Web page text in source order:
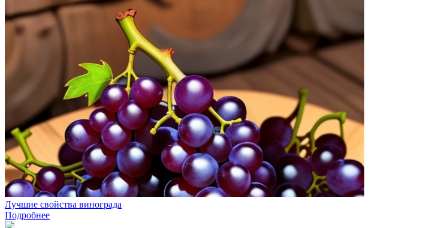
Лучшие свойства винограда
Подробнее